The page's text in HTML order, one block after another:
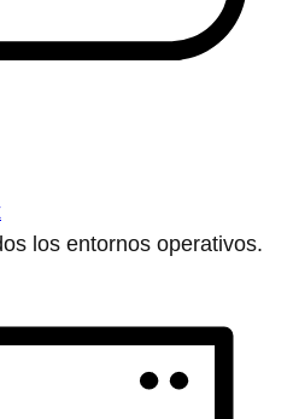
los entornos operativos.